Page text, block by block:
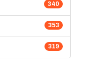
340
353
319